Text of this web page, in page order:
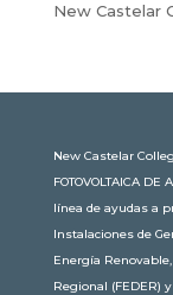
New Castelar
New Castelar
FOTOVOLTAICA
línea de ayudas a
Instalaciones de
Energía
Regional (FEDER)